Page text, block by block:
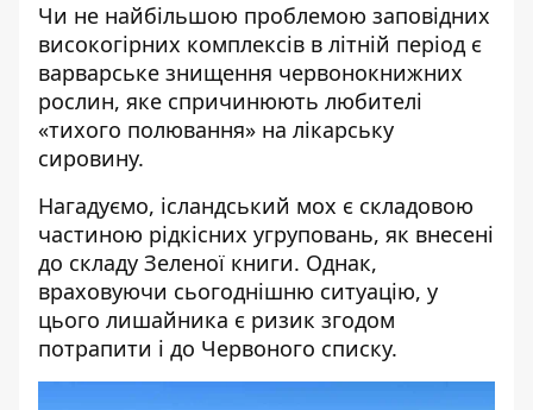
Чи не найбільшою проблемою заповідних
високогірних комплексів в літній період є
варварське знищення червонокнижних
рослин, яке спричинюють любителі
«тихого полювання» на лікарську
сировину.
Нагадуємо, ісландський мох є складовою
частиною рідкісних угруповань, як внесені
до складу Зеленої книги. Однак,
враховуючи сьогоднішню ситуацію, у
цього лишайника є ризик згодом
потрапити і до Червоного списку.